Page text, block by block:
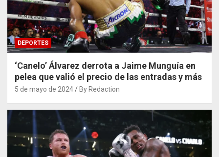
DEPORTES
‘Canelo’ Álvarez derrota a Jaime Munguía en
pelea que valió el precio de las entradas y más
5 de mayo de 2024 By Redaction